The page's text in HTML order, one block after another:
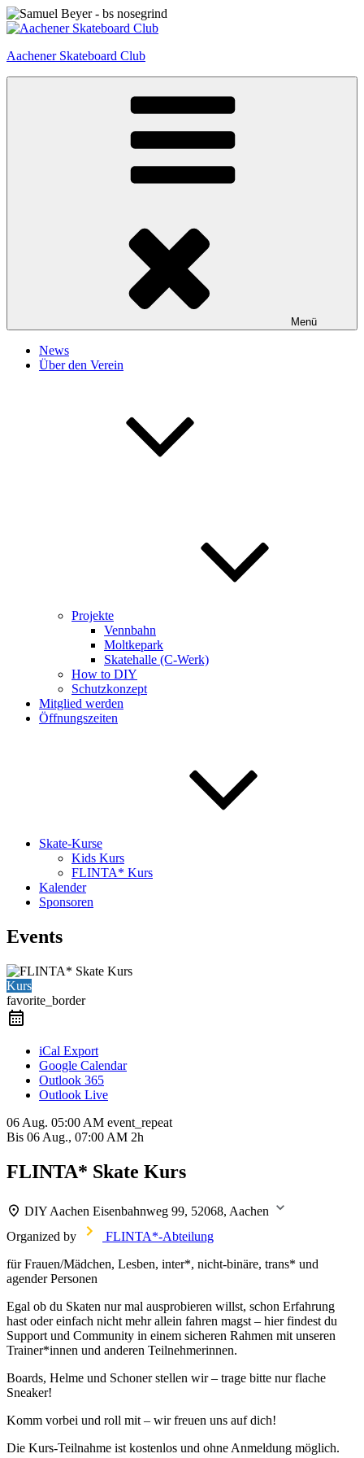
Zum
Inhalt
Aachener Skateboard Club
Menü
News
Über den Verein
Projekte
Vennbahn
Moltkepark
Skatehalle (C-Werk)
How to DIY
Schutzkonzept
Mitglied werden
Öffnungszeiten
Skate-Kurse
Kids Kurs
FLINTA* Kurs
Kalender
Sponsoren
Events
Kurs
favorite_border
iCal Export
Google Calendar
Outlook 365
Outlook Live
06 Aug. 05:00 AM event_repeat
Bis 06 Aug., 07:00 AM 2h
FLINTA* Skate Kurs
DIY Aachen Eisenbahnweg 99, 52068, Aachen
Organized by
FLINTA*-Abteilung
für Frauen/Mädchen, Lesben, inter*, nicht-binäre, trans* und
agender Personen
Egal ob du Skaten nur mal ausprobieren willst, schon Erfahrung
hast oder einfach nicht mehr allein fahren magst – hier findest du
Support und Community in einem sicheren Rahmen mit unseren
Trainer*innen und anderen Teilnehmerinnen.
Boards, Helme und Schoner stellen wir – trage bitte nur flache
Sneaker!
Komm vorbei und roll mit – wir freuen uns auf dich!
Die Kurs-Teilnahme ist kostenlos und ohne Anmeldung möglich.